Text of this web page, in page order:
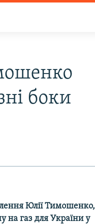
боки
Юлії Тимошенко,
на газ для України у